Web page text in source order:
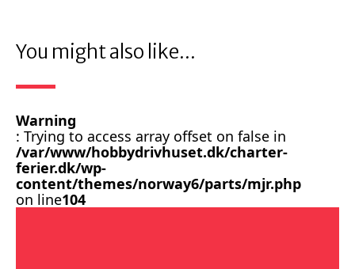
You might also like...
Warning
: Trying to access array offset on false in
/var/www/hobbydrivhuset.dk/charter-
ferier.dk/wp-
content/themes/norway6/parts/mjr.php
on line104